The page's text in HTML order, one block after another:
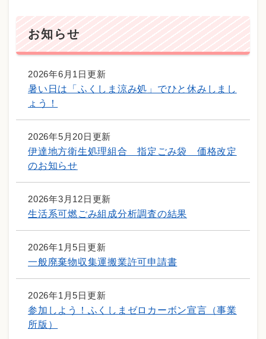
お知らせ
2026年6月1日更新
暑い日は「ふくしま涼み処」でひと休みしまし
ょう！
2026年5月20日更新
伊達地方衛生処理組合 指定ごみ袋 価格改定
のお知らせ
2026年3月12日更新
生活系可燃ごみ組成分析調査の結果
2026年1月5日更新
一般廃棄物収集運搬業許可申請書
2026年1月5日更新
参加しよう！ふくしまゼロカーボン宣言（事業
所版）